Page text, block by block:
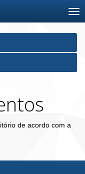
de acordo com a